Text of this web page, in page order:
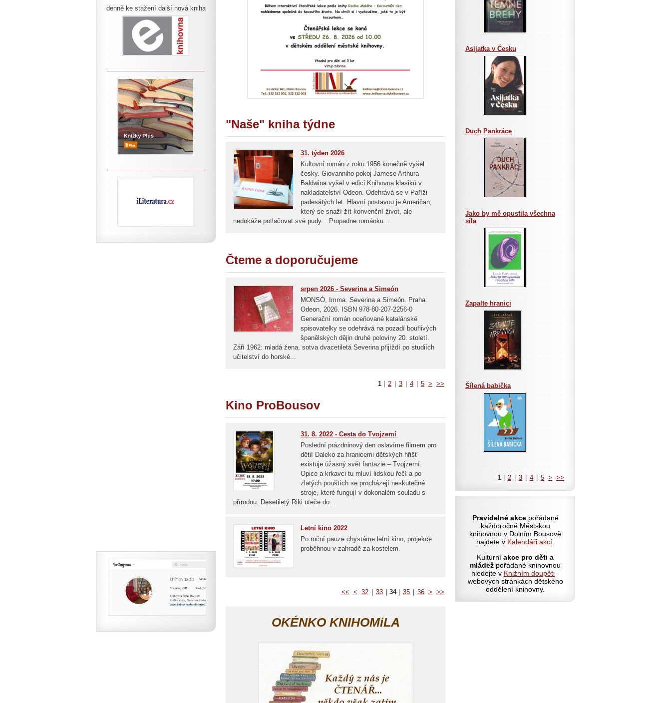
"Naše" kniha týdne
31. týden 2026
Kultovní román z roku 1956 konečně vyšel
česky. Giovanniho pokoj Jamese Arthura
Baldwina vyšel v edici Knihovna klasiků v
nakladatelství Odeon. Odehrává se v Paříži
padesátých let. Hlavní postavou je Američan,
který se snaží žít konvenční život, ale
nedokáže potlačovat své pudy... Propadne románku...
Čteme a doporučujeme
srpen 2026 - Severina a Simeón
MONSÓ, Imma. Severina a Simeón. Praha:
Odeon, 2026. ISBN 978-80-207-2256-0
Generační román oceňované katalánské
spisovatelky se odehrává na pozadí bouřlivých
španělských dějin druhé poloviny 20. století.
Září 1962: mladá žena, sotva dvacetiletá Severina přijíždí po studiích
učitelství do horské...
1 2 3 4 5 > >>
Kino ProBousov
31. 8. 2022 - Cesta do Tvojzemí
Poslední prázdninový den oslavíme filmem pro
děti! Daleko za hranicemi dětských hřišť
existuje úžasný svět fantazie – Tvojzemí.
Opice a krkavci tu mluví lidskou řečí a po
zlatých pouštích se procházejí neskutečné
stroje, které fungují v dokonalém souladu s
přírodou. Desetiletý Riki uteče do...
Letní kino 2022
Po roční pauze chystáme letní kino, projekce
proběhnou v zahradě za kostelem.
<< < 32 33 34 35 36 > >>
OKÉNKO KNIHOMiLA
Asijatka v Česku
Duch Pankráce
Jako by mě opustila všechna
síla
Zapalte hranici
Šílená babička
1 2 3 4 5 > >>
Pravidelné akcepořádané
každoročně Městskou
knihovnou v Dolním Bousově
najdete v Kalendáři akcí
Kulturní akce pro děti a
mládež pořádané knihovnou
hledejte v Knižním doupěti -
webových stránkách dětského
oddělení knihovny.
denně ke stažení další nová kniha